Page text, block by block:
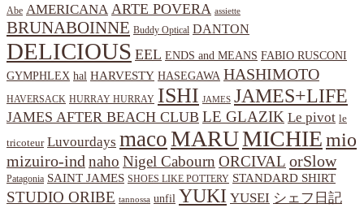
Abe AMERICANA ARTE POVERA assiette
BRUNABOINNE Buddy Optical DANTON
DELICIOUS EEL ENDS and MEANS FABIO RUSCONI
GYMPHLEX hal HARVESTY HASEGAWA HASHIMOTO
HAVERSACK HURRAY HURRAY ISHI JAMES JAMES+LIFE
JAMES AFTER BEACH CLUB LE GLAZIK Le pivot le
tricoteur Luvourdays macoMARUMICHIEmio
mizuiro-ind naho Nigel Cabourn ORCIVAL orSlow
Patagonia SAINT JAMES SHOES LIKE POTTERY STANDARD SHIRT
STUDIO ORIBE tannossa unfil YUKI YUSEI シェフ日記